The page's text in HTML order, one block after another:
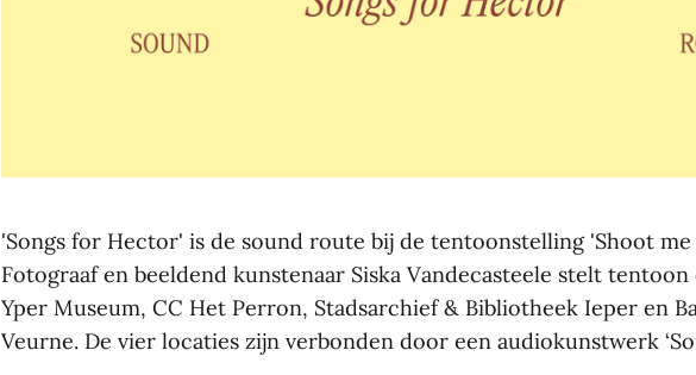
'Songs for Hector' is de sound route bij de tentoonstelling 'Shoot me
Fotograaf en beeldend kunstenaar Siska Vandecasteele stelt
Yper Museum, CC Het Perron, Stadsarchief & Bibliotheek Ieper en
Veurne. De vier locaties zijn verbonden door een audiokunstwerk